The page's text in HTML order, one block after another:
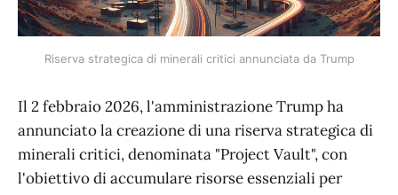
Riserva strategica di minerali critici annunciata da Trump
Il 2 febbraio 2026, l'amministrazione Trump ha
annunciato la creazione di una riserva strategica di
minerali critici, denominata "Project Vault", con
l'obiettivo di accumulare risorse essenziali per